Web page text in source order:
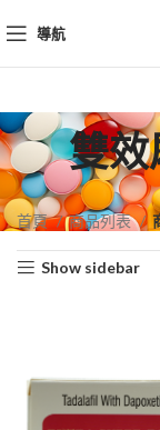
導航
雙
首頁 商品列表
Show sidebar